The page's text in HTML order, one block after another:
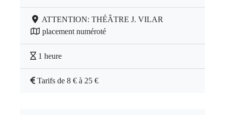
ATTENTION: THÉÂTRE J. VILAR
placement numéroté
1 heure
Tarifs de 8 € à 25 €